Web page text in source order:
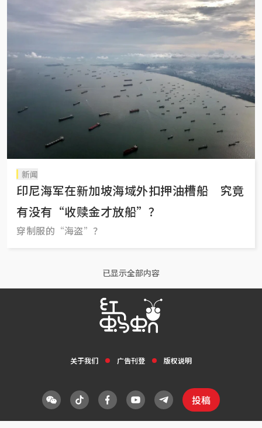
新闻
印尼海军在新加坡海域外扣押油槽船 究竟
有没有“收赎金才放船”？
穿制服的“海盗”？
已显示全部内容
关于我们 广告刊登 版权说明
投稿